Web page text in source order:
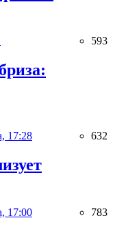
593
17:28 632
17:00 783